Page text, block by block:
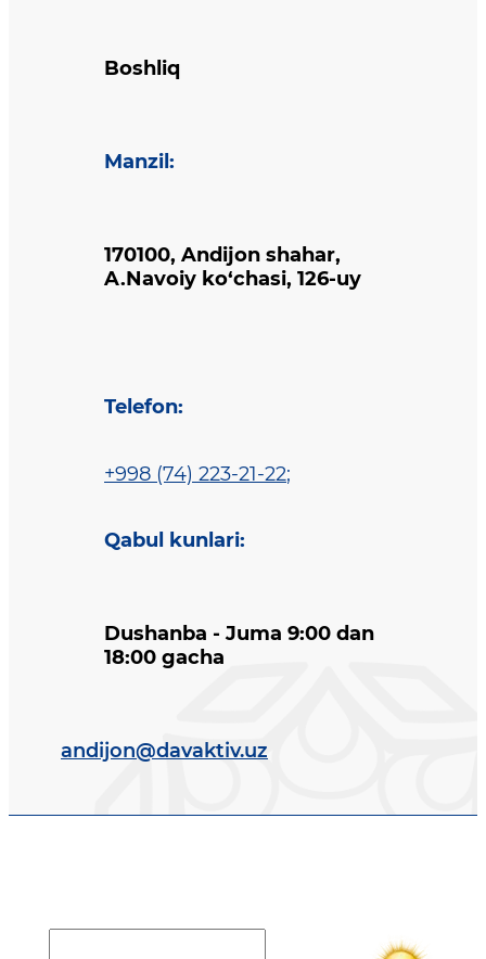
Boshliq
Manzil :
170100, Andijon shahar,
A.Navoiy ko‘chasi, 126-uy
Telefon:
+998 (74) 223-21-22;
Qabul kunlari:
Dushanba - Juma 9:00 dan
18:00 gacha
andijon@davaktiv.uz